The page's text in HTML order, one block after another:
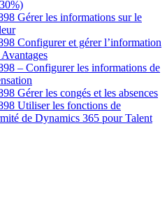
Gérer les informations sur le
Configurer et gérer l’information
– Configurer les informations de
Gérer les congés et les absences
Utiliser les fonctions de
de Dynamics 365 pour Talent